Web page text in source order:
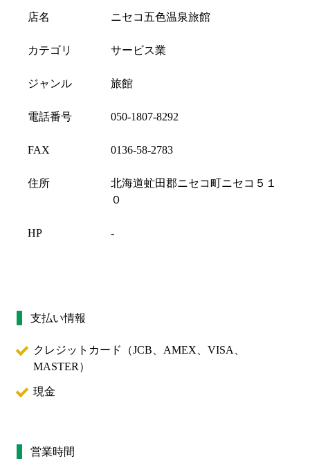
店名 ニセコ五色温泉旅館
カテゴリ サービス業
ジャンル 旅館
電話番号 050-1807-8292
FAX 0136-58-2783
住所
北海道虻田郡ニセコ町ニセコ５１
０
HP -
支払い情報
クレジットカード（JCB、AMEX、VISA、
MASTER ）
現金
営業時間